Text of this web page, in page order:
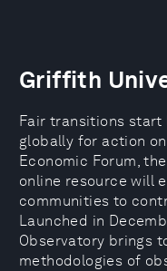
Griffith
Fair transitions start
globally for action
Economic Forum,
online resource will
communities to
Launched in
Observatory brings
methodologies of